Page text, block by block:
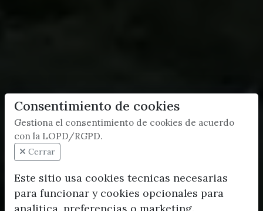
Consentimiento de cookies
Gestiona el consentimiento de cookies de acuerdo
con la LOPD/RGPD.
Cerrar
Este sitio usa cookies tecnicas necesarias
para funcionar y cookies opcionales para